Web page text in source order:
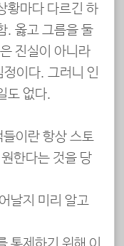
황마다 다르긴 하
. 옳고 그름을 둘
진실이 아니라
정이다. 그러니 인
도 없다.
들이란 항상 스토
한다는 것을 당
날지 미리 알고